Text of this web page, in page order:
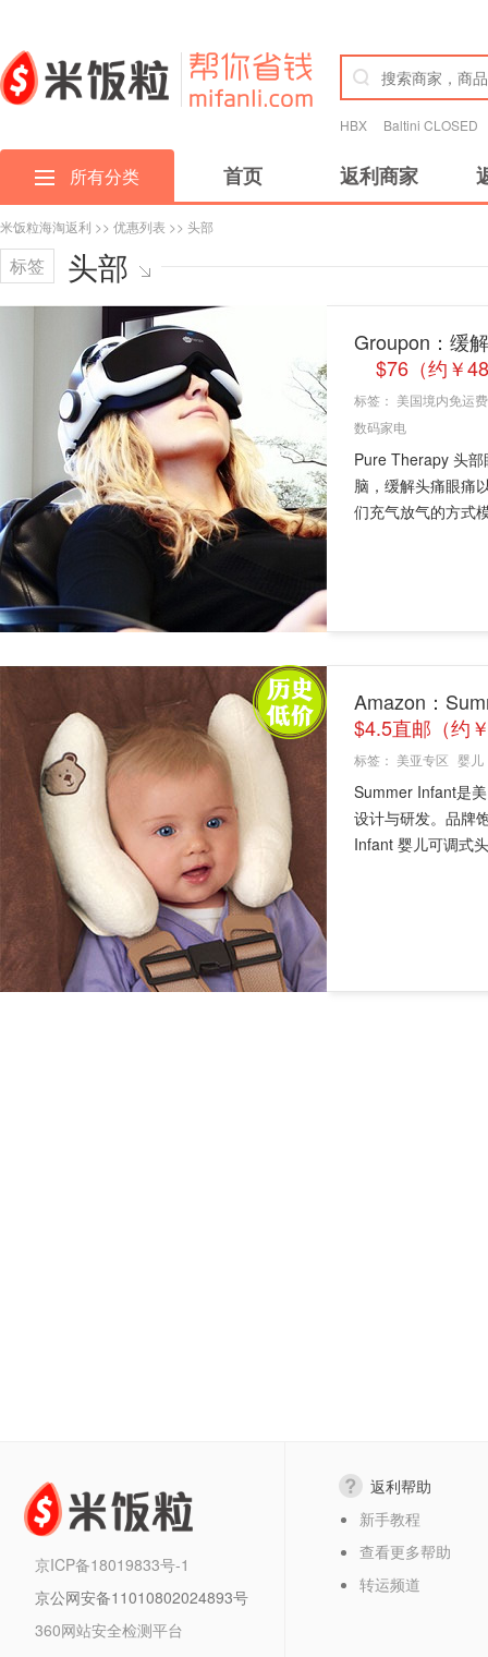
HBX Baltini CLOSED
所有分类 首页 返利商家
米饭粒海淘返利 >> 优惠列表 >> 头部
标签 头部
Groupon：缓
$76（约￥
标签： 美国境内免运费
数码家电
Pure Therapy 头
脑，缓解头痛眼痛
们充气放气的方式
Amazon：
$4.5直邮（约
标签： 美亚专区 婴儿
Summer Infant是
设计与研发。品牌
Infant 婴儿可调式
京ICP备18019833号-1
京公网安备11010802024893号
360网站安全检测平台
返利帮助
新手教程
查看更多帮助
转运频道